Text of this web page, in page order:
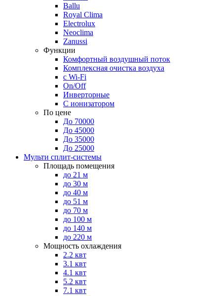
Ballu
Royal Clima
Electrolux
Neoclima
Zanussi
Функции
Комфортный воздушный поток
Комплексная очистка воздуха
с Wi-Fi
On/Off
Инверторные
С ионизатором
По цене
До 70000
До 45000
До 35000
До 25000
Мульти сплит-системы
Площадь помещения
до 21 м
до 30 м
до 40 м
до 51 м
до 70 м
до 100 м
до 140 м
до 220 м
Мощность охлаждения
2.2 квт
3.1 квт
4.1 квт
5.2 квт
7.1 квт